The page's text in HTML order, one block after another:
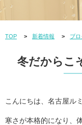
TOP 新着情報 ブロ
冬だからこ
こんにちは、名古屋ル
寒さが本格的になり、